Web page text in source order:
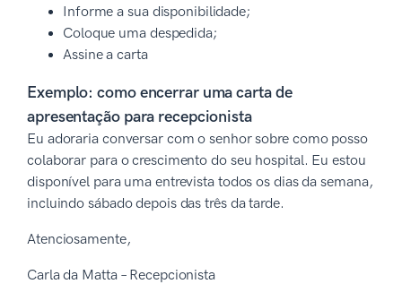
Informe a sua disponibilidade;
Coloque uma despedida;
Assine a carta
Exemplo: como encerrar uma carta de
apresentação para recepcionista
Eu adoraria conversar com o senhor sobre como posso
colaborar para o crescimento do seu hospital. Eu estou
disponível para uma entrevista todos os dias da semana,
incluindo sábado depois das três da tarde.
Atenciosamente,
Carla da Matta – Recepcionista